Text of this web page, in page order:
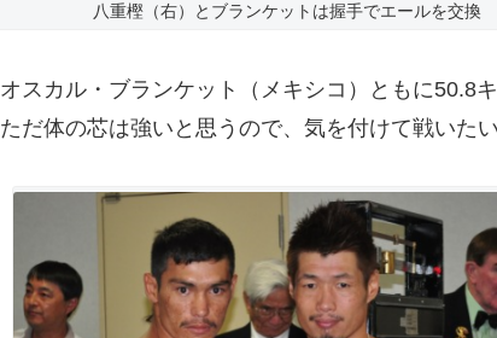
八重樫（右）とブランケットは握手でエールを交換
スカル・ブランケット（メキシコ）ともに50.8
だ体の芯は強いと思うので、気を付けて戦いた